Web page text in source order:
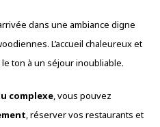
dans une ambiance digne
L’accueil chaleureux et
ton à un séjour inoubliable.
complexe, vous pouvez
, réserver vos restaurants et